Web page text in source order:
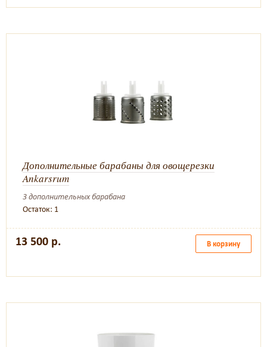
Дополнительные барабаны для овощерезки
Ankarsrum
3 дополнительных барабана
Остаток: 1
13 500 р. В корзину